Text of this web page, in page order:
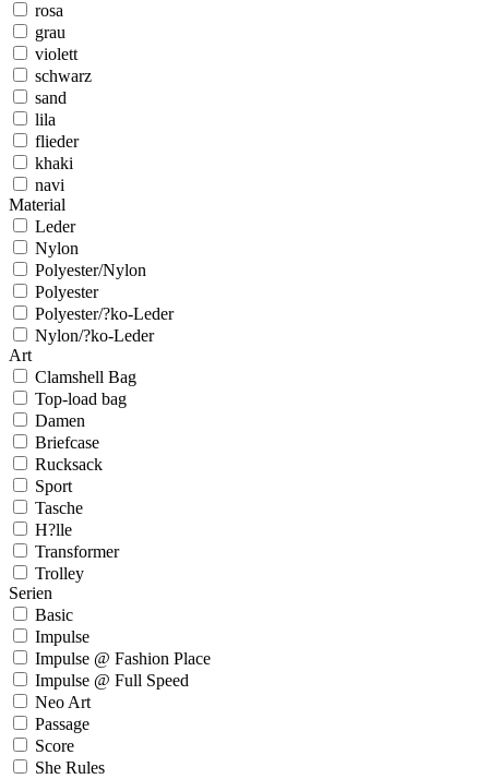
rosa
grau
violett
schwarz
sand
lila
flieder
khaki
navi
Material
Leder
Nylon
Polyester/Nylon
Polyester
Polyester/?ko-Leder
Nylon/?ko-Leder
Art
Clamshell Bag
Top-load bag
Damen
Briefcase
Rucksack
Sport
Tasche
H?lle
Transformer
Trolley
Serien
Basic
Impulse
Impulse @ Fashion Place
Impulse @ Full Speed
Neo Art
Passage
Score
She Rules